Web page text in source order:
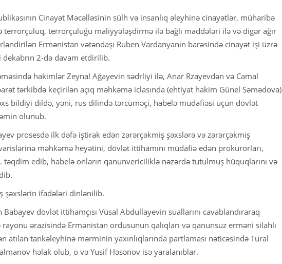
Cinayət Məcəlləsinin sülh və insanlıq əleyhinə cinayətlər, müharibə
terrorçuluq, terrorçuluğu maliyyələşdirmə ilə bağlı maddələri ilə və digər ağır
Ermənistan vətəndaşı Ruben Vardanyanın barəsində cinayət işi üzrə
2-də davam etdirilib.
hakimlər Zeynal Ağayevin sədrliyi ilə, Anar Rzayevdən və Camal
tərkibdə keçirilən açıq məhkəmə iclasında (ehtiyat hakim Günel Səmədova)
bildiyi dildə, yəni, rus dilində tərcüməçi, habelə müdafiəsi üçün dövlət
olunub.
prosesdə ilk dəfə iştirak edən zərərçəkmiş şəxslərə və zərərçəkmiş
məhkəmə heyətini, dövlət ittihamını müdafiə edən prokurorları,
təqdim edib, habelə onların qanunvericiliklə nəzərdə tutulmuş hüquqlarını və
şəxslərin ifadələri dinlənilib.
Babayev dövlət ittihamçısı Vüsal Abdullayevin suallarını cavablandıraraq
ərazisində Ermənistan ordusunun qalıqları və qanunsuz erməni silahlı
atılan tankəleyhinə mərminin yaxınlıqlarında partlaması nəticəsində Tural
həlak olub, o və Yusif Həsənov isə yaralanıblar.